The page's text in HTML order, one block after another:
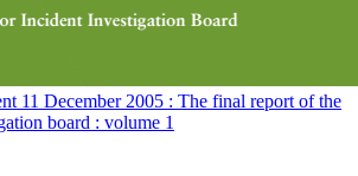
11 December 2005 : The final report of the
board : volume 1